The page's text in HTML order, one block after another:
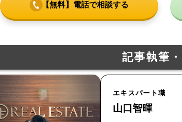
【無料】電話で相談する
記事執筆
エキスパート職
山口智暉